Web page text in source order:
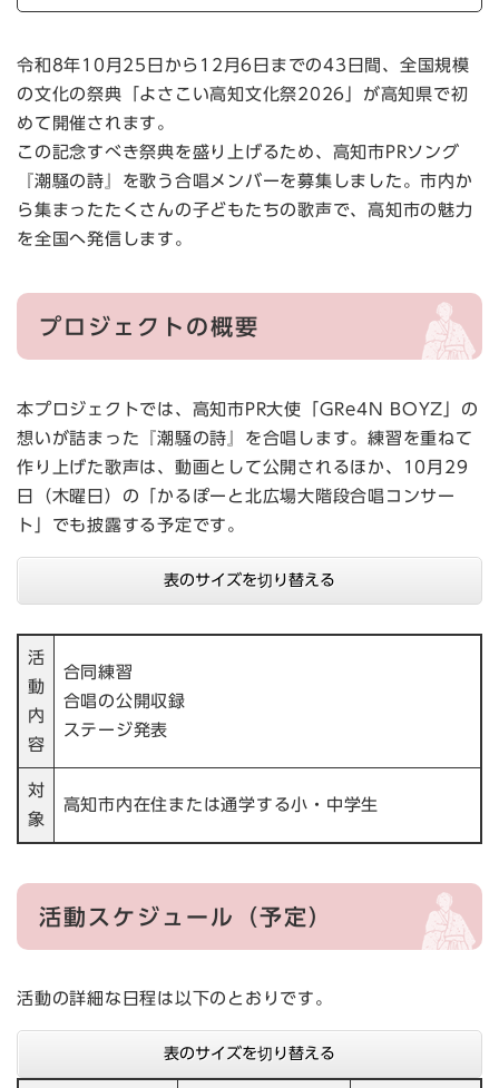
令和8年10月25日から12月6日までの43日間、全国規模
の文化の祭典「よさこい高知文化祭2026」が高知県で初
めて開催されます。
この記念すべき祭典を盛り上げるため、高知市PRソング
『潮騒の詩』を歌う合唱メンバーを募集しました。市内か
ら集まったたくさんの子どもたちの歌声で、高知市の魅力
を全国へ発信します。
プロジェクトの概要
本プロジェクトでは、高知市PR大使「GRe4N BOYZ」の
想いが詰まった『潮騒の詩』を合唱します。練習を重ねて
作り上げた歌声は、動画として公開されるほか、10月29
日（木曜日）の「かるぽーと北広場大階段合唱コンサー
ト」でも披露する予定です。
表のサイズを切り替える
活
動
内
容
合同練習
合唱の公開収録
ステージ発表
対
象
高知市内在住または通学する小・中学生​
活動スケジュール（予定）
活動の詳細な日程は以下のとおりです。
表のサイズを切り替える